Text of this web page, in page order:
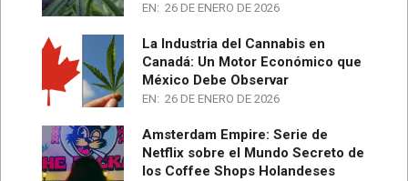
EN: 26 DE ENERO DE 2026
La Industria del Cannabis en
Canadá: Un Motor Económico que
México Debe Observar
EN: 26 DE ENERO DE 2026
Amsterdam Empire: Serie de
Netflix sobre el Mundo Secreto de
los Coffee Shops Holandeses